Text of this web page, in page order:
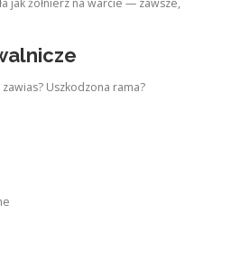
jak żołnierz na warcie — zawsze,
Uszkodzona rama?